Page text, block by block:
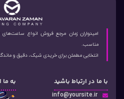
امیدواران زمان مرجع فروش انواع
مناسب.
انتخابی مطمئن برای خریدی شیک، دقیق و
با ما در ارتباط باشید
info@yoursite.ir
به ما